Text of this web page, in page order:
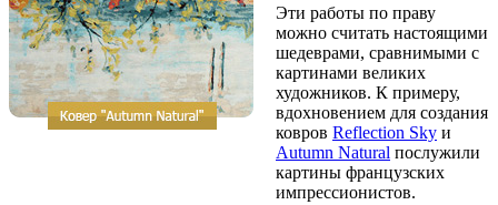
Эти работы по праву
можно считать настоящими
шедеврами, сравнимыми с
картинами великих
художников. К примеру,
вдохновением для создания
ковров Reflection Sky и
Autumn Natural послужили
картины французских
импрессионистов.